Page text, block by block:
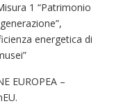
1 “Patrimonio
energetica di
EUROPEA –